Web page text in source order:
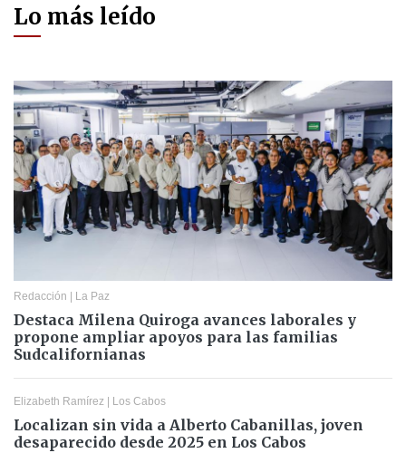
Lo más leído
Redacción La Paz
Destaca Milena Quiroga avances laborales y
propone ampliar apoyos para las familias
Sudcalifornianas
Elizabeth Ramírez Los Cabos
Localizan sin vida a Alberto Cabanillas, joven
desaparecido desde 2025 en Los Cabos